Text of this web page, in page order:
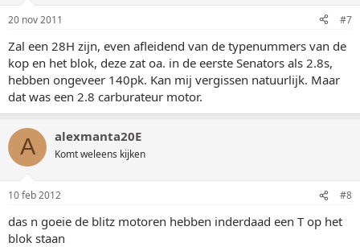
20 nov 2011 #7
Zal een 28H zijn, even afleidend van de typenummers van de
kop en het blok, deze zat oa. in de eerste Senators als 2.8s,
hebben ongeveer 140pk. Kan mij vergissen natuurlijk. Maar
dat was een 2.8 carburateur motor.
A alexmanta20E
Komt weleens kijken
10 feb 2012 #8
das n goeie de blitz motoren hebben inderdaad een T op het
blok staan